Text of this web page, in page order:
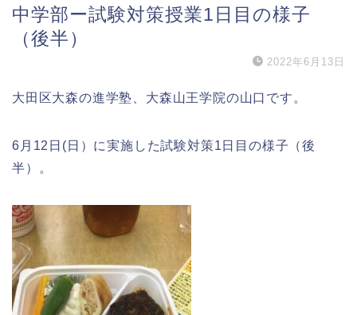
中学部ー試験対策授業1日目の様子
（後半）
2022年6月13日
大田区大森の進学塾、大森山王学院の山口です。
6月12日(日）に実施した試験対策1日目の様子（後
半）。